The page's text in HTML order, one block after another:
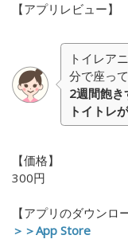
【アプリレビュー】
トイレア
分で座っ
2週間飽き
トイトレ
【価格】
300円
【アプリのダウンロ
＞＞App Store